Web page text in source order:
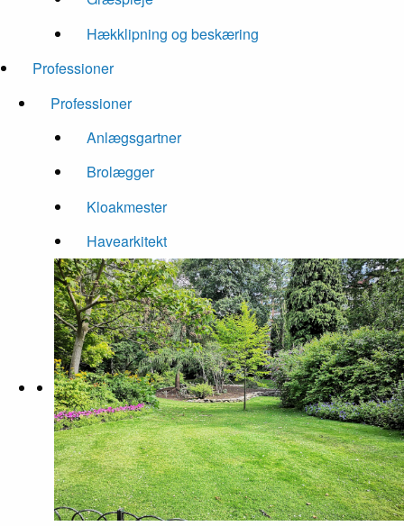
Hækklipning og beskæring
Professioner
Professioner
Anlægsgartner
Brolægger
Kloakmester
Havearkitekt